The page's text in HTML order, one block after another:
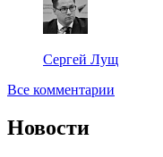
Сергей Лущ
Все комментарии
Новости